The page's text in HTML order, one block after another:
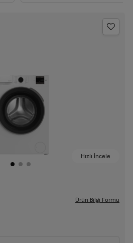
Hızlı İncele
Ürün Bilgi Formu